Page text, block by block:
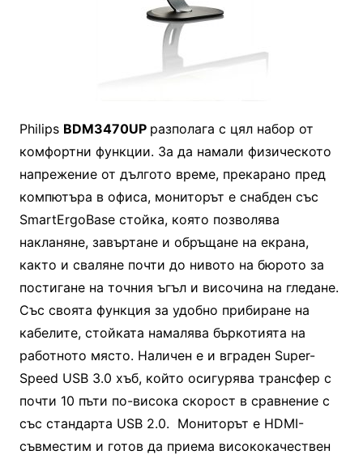
Philips BDM3470UP разполага с цял набор от
комфортни функции. За да намали физическото
напрежение от дългото време, прекарано пред
компютъра в офиса, мониторът е снабден със
SmartErgoBase стойка, която позволява
накланяне, завъртане и обръщане на екрана,
както и сваляне почти до нивото на бюрото за
постигане на точния ъгъл и височина на гледане.
Със своята функция за удобно прибиране на
кабелите, стойката намалява бъркотията на
работното място. Наличен е и вграден Super-
Speed USB 3.0 хъб, който осигурява трансфер с
почти 10 пъти по-висока скорост в сравнение с
със стандарта USB 2.0. Мониторът е HDMI-
съвместим и готов да приема висококачествен